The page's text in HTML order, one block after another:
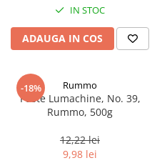
IN STOC
ADAUGA IN COS
-18% Rummo
Paste Lumachine, No. 39,
Rummo, 500g
12,22 lei
9,98 lei